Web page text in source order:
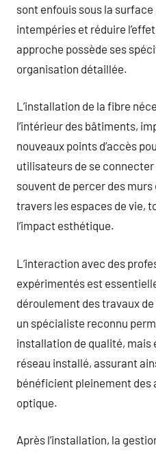
sont enfouis sous la
intempéries et réduire
approche possède ses
organisation détaillée.
L’installation de la fibre
l’intérieur des bâtiments,
nouveaux points d’accès
utilisateurs de se
souvent de percer des
travers les espaces de vie,
l’impact esthétique.
L’interaction avec des
expérimentés est
déroulement des travaux
un spécialiste reconnu
installation de qualité, mais
réseau installé, assurant
bénéficient pleinement des
optique.
Après l’installation, la